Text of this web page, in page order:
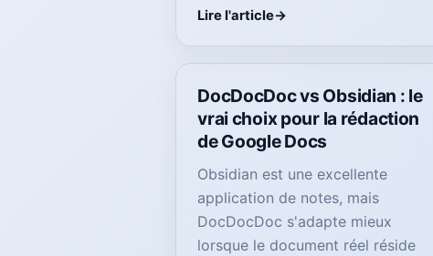
Lire l'article
DocDocDoc vs Obsidian : le
vrai choix pour la rédaction
de Google Docs
Obsidian est une excellente
application de notes, mais
DocDocDoc s'adapte mieux
lorsque le document réel réside